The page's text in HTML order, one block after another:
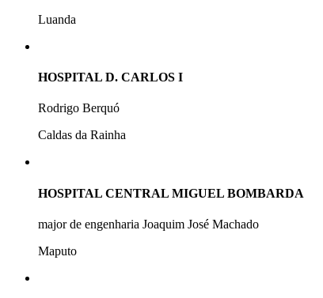
Luanda
HOSPITAL D. CARLOS I
Rodrigo Berquó
Caldas da Rainha
HOSPITAL CENTRAL MIGUEL BOMBARDA
major de engenharia Joaquim José Machado
Maputo